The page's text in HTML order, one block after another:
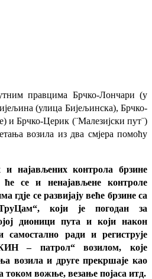
правцима Брчко-Лончари (у
(улица Бијељинска), Брчко-
и Брчко-Церик (¨Малезијски пут¨)
возила из два смјера помоћу
најављених контрола брзине
се и ненајављене контроле
гдје се развијају веће брзине са
који је погодан за
дионици пута и који након
самостално ради и региструје
– патрол“ возилом, које
возила и друге прекршаје као
током вожње, везање појаса итд.